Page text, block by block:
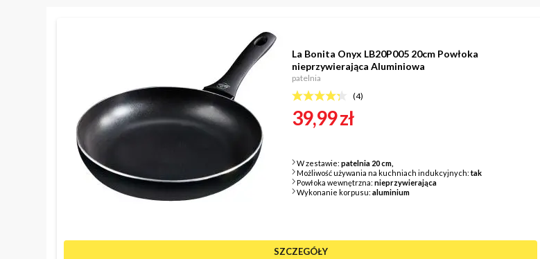
La Bonita Onyx LB20P005 20cm Powłoka
nieprzywierająca Aluminiowa
patelnia
(4)
39,99 zł
W zestawie:patelnia 20 cm,
Możliwość używania na kuchniach indukcyjnych:tak
Powłoka wewnętrzna:nieprzywierająca
Wykonanie korpusu:aluminium
SZCZEGÓŁY